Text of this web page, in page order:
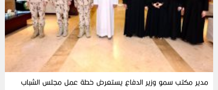
مدير مكتب سمو وزير الدفاع يستعرض خطة عمل مجلس الشباب